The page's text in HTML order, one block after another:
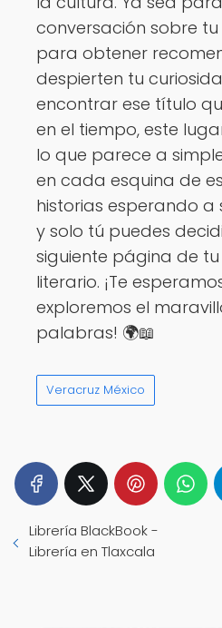
conversación sobre
para obtener
despierten tu
encontrar ese título
en el tiempo, este
lo que parece a
en cada esquina de
historias esperando a
y solo tú puedes
siguiente página de
literario. ¡Te
exploremos el
palabras! 🌍📖
Veracruz México
Librería BlackBook -
Librería en Tlaxcala